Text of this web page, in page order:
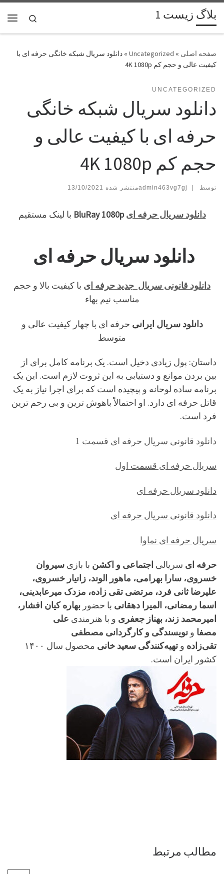
پرش به محتوا بلاگ زیست 1
Search
»
Uncategorized
» دانلود سریال شبکه خانگی حرفه ای با
کیفیت عالی و حجم کم 4K 1080p
UNCATEGORIZED
دانلود سریال شبکه خانگی
حرفه ای با کیفیت عالی و
حجم کم 4K 1080p
توسط admin463vg7gj |
13/10/2021
دانلود سریال حرفه ایBluRay 1080p با لینک مستقیم
دانلود سریال حرفه ای
دانلود قانونی سریال جدید حرفه ای با کیفیت بالا و حجم
مناسب نیم بهاء
دانلود سریال ایرانی حرفه ای با چهار کیفیت عالی و
متوسط
داستان: پول زیادی دخیل است. یک برنامه کامل برای از
بین بردن موانع و دستیابی به این ثروت لازم است. این یک
برنامه ساده لوحانه و پیچیده است که برای اجرا نیاز به یک
قاتل حرفه ای دارد. او احتمالاً باهوش ترین و بی رحم ترین
فرد است.
دانلود قانونی سریال حرفه ای قسمت 1
سریال حرفه ای قسمت اول
دانلود سریال حرفه ای
دانلود قانونی سریال حرفه ای
سریال حرفه ای نماوا
حرفه ای سریالی اجتماعی و اکشن با بازی سیروان
خسروی، سارا بهرامی، ماهور الوند، زانیار خسروی،
علیرضا ثانی فرد، مرتضی تقی زاده، مزدک میرعابدینی،
اسما رمضانی، المیرا دهقانی با حضور بهاره کیان افشار،
امیرمحمد زند، بهناز جعفری و با هنرمندی علی
مصفا و نویسندگی و کارگردانی مصطفی
تقی‌زاده وتهیه‌کنندگی سعید خانی
محصول سال ۱۴۰۰
کشور ایران است.
مطالب مرتبط